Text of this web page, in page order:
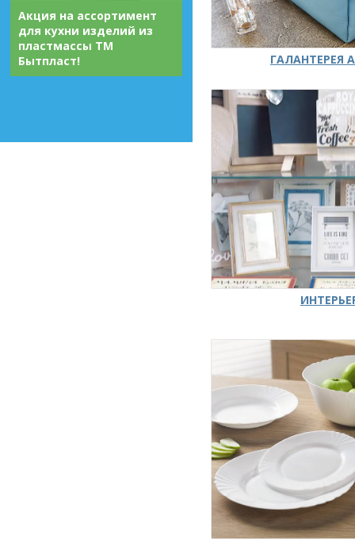
Акция на ассортимент
для кухни изделий из
пластмассы ТМ
Бытпласт!
ГАЛАНТЕРЕЯ